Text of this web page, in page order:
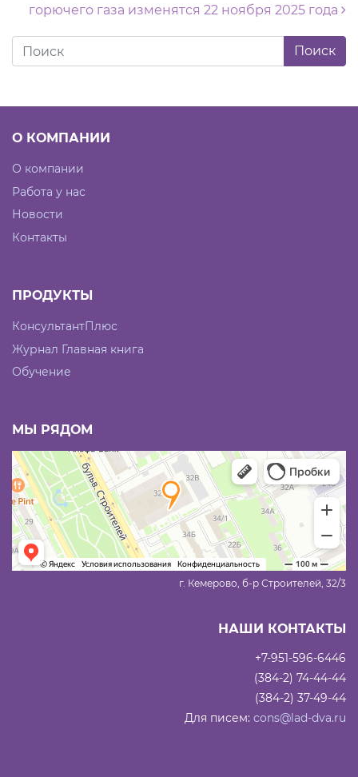
горючего газа изменятся 22 ноября 2025 года
О КОМПАНИИ
О компании
Работа у нас
Новости
Контакты
ПРОДУКТЫ
КонсультантПлюс
Журнал Главная книга
Обучение
МЫ РЯДОМ
г. Кемерово, б-р Строителей, 32/3
НАШИ КОНТАКТЫ
+7-951-596-6446
(384-2) 74-44-44
(384-2) 37-49-44
Для писем: cons@lad-dva.ru